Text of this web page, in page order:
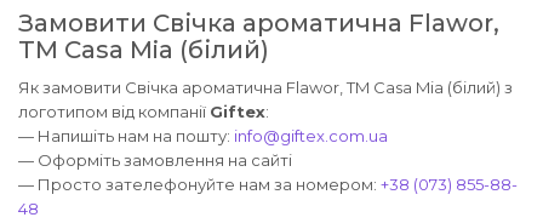
Замовити Свічка ароматична Flawor,
TM Casa Mia (білий)
Як замовити Свічка ароматична Flawor, TM Casa Mia (білий) з
логотипом від компанії Giftex:
— Напишіть нам на пошту: info@giftex.com.ua
— Оформіть замовлення на сайті
— Просто зателефонуйте нам за номером: +38 (073) 855-88-
48